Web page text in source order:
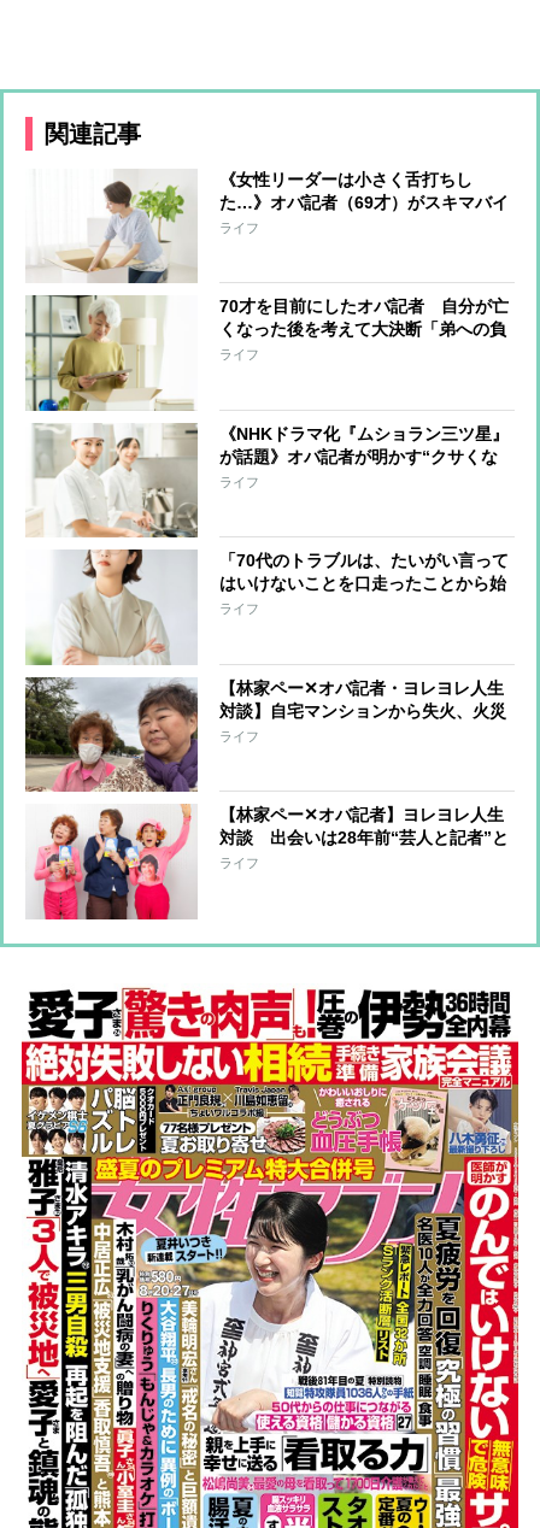
関連記事
《女性リーダーは小さく舌打ちし
た…》オバ記者（69才）がスキマバイ
トに挑戦「私に肉体労働をする資格は
ライフ
70才を目前にしたオバ記者 自分が亡
くなった後を考えて大決断「弟への負
担は最小限にしたい」と“この世の荷
ライフ
《NHKドラマ化『ムショラン三ツ星』
が話題》オバ記者が明かす“クサくな
いメシ”を作る管理栄養士の話、そし
ライフ
「70代のトラブルは、たいがい言って
はいけないことを口走ったことから始
まっている」オバ記者（69）は“老年
ライフ
【林家ペー✕オバ記者・ヨレヨレ人生
対談】自宅マンションから失火、火災
保険に入っておらず周辺住宅への補償
ライフ
【林家ペー✕オバ記者】ヨレヨレ人生
対談 出会いは28年前“芸人と記者”と
いう関係から“芸人とマネジャー”にな
ライフ